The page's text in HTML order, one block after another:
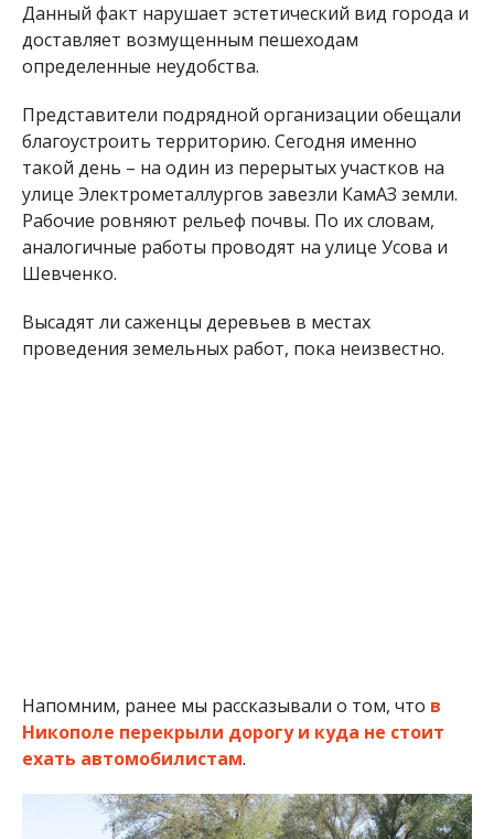
Данный факт нарушает эстетический вид города и
доставляет возмущенным пешеходам
определенные неудобства.
Представители подрядной организации обещали
благоустроить территорию. Сегодня именно
такой день – на один из перерытых участков на
улице Электрометаллургов завезли КамАЗ земли.
Рабочие ровняют рельеф почвы. По их словам,
аналогичные работы проводят на улице Усова и
Шевченко.
Высадят ли саженцы деревьев в местах
проведения земельных работ, пока неизвестно.
В процессе земельных работ сломали саженцы деревьев.
Посадят ли новые – неизвестно